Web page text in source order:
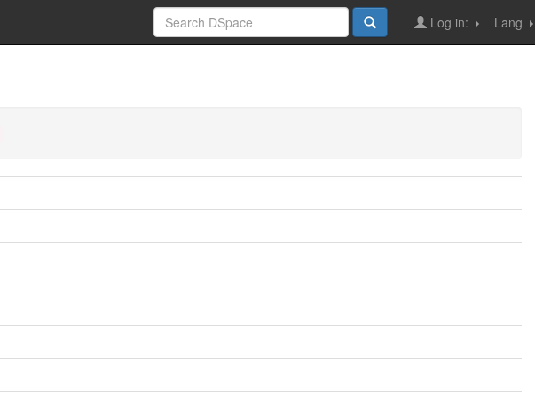
Lang
Log in: